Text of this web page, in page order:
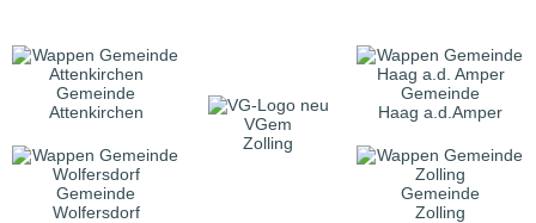
Gemeinde
Attenkirchen
VGem
Zolling
Gemeinde
Haag a.d.Amper
Gemeinde
Wolfersdorf
Gemeinde
Zolling